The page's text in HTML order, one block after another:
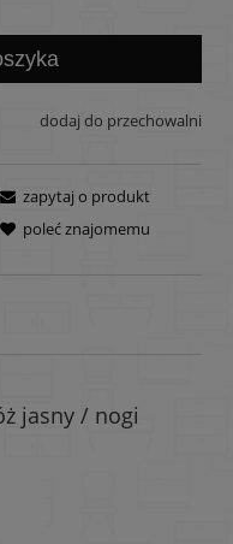
dodaj do przechowalni
zapytaj o produkt
poleć znajomemu
jasny / nogi